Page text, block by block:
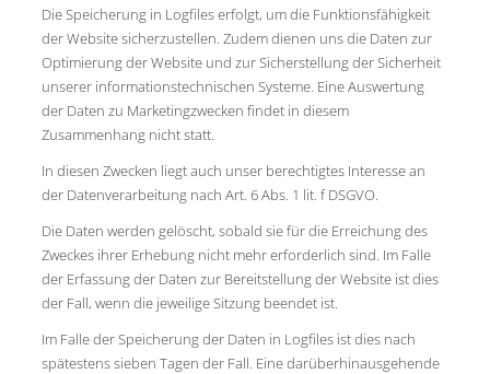
Die Speicherung in Logfiles erfolgt, um die Funktionsfähigkeit
der Website sicherzustellen. Zudem dienen uns die Daten zur
Optimierung der Website und zur Sicherstellung der Sicherheit
unserer informationstechnischen Systeme. Eine Auswertung
der Daten zu Marketingzwecken findet in diesem
Zusammenhang nicht statt.
In diesen Zwecken liegt auch unser berechtigtes Interesse an
der Datenverarbeitung nach Art. 6 Abs. 1 lit. f DSGVO.
Die Daten werden gelöscht, sobald sie für die Erreichung des
Zweckes ihrer Erhebung nicht mehr erforderlich sind. Im Falle
der Erfassung der Daten zur Bereitstellung der Website ist dies
der Fall, wenn die jeweilige Sitzung beendet ist.
Im Falle der Speicherung der Daten in Logfiles ist dies nach
spätestens sieben Tagen der Fall. Eine darüberhinausgehende